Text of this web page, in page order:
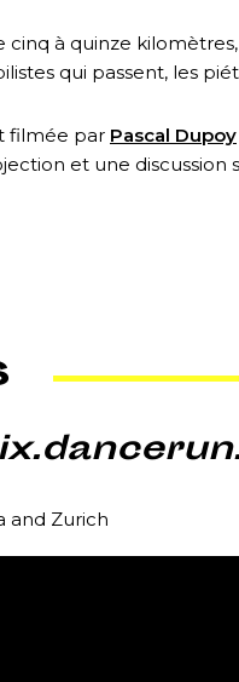
à quinze
qui passent, les
filmée par Pascal Dupoy
et une discussion
and Zurich